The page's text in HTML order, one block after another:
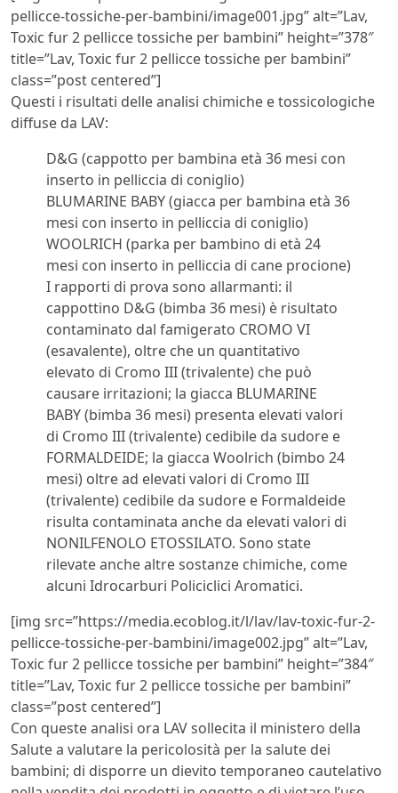
pellicce-tossiche-per-bambini/image001.jpg” alt=”Lav,
Toxic fur 2 pellicce tossiche per bambini” height=”378″
title=”Lav, Toxic fur 2 pellicce tossiche per bambini”
class=”post centered”]
Questi i risultati delle analisi chimiche e tossicologiche
diffuse da LAV:
D&G (cappotto per bambina età 36 mesi con
inserto in pelliccia di coniglio)
BLUMARINE BABY (giacca per bambina età 36
mesi con inserto in pelliccia di coniglio)
WOOLRICH (parka per bambino di età 24
mesi con inserto in pelliccia di cane procione)
I rapporti di prova sono allarmanti: il
cappottino D&G (bimba 36 mesi) è risultato
contaminato dal famigerato CROMO VI
(esavalente), oltre che un quantitativo
elevato di Cromo III (trivalente) che può
causare irritazioni; la giacca BLUMARINE
BABY (bimba 36 mesi) presenta elevati valori
di Cromo III (trivalente) cedibile da sudore e
FORMALDEIDE; la giacca Woolrich (bimbo 24
mesi) oltre ad elevati valori di Cromo III
(trivalente) cedibile da sudore e Formaldeide
risulta contaminata anche da elevati valori di
NONILFENOLO ETOSSILATO. Sono state
rilevate anche altre sostanze chimiche, come
alcuni Idrocarburi Policiclici Aromatici.
[img src=”https://media.ecoblog.it/l/lav/lav-toxic-fur-2-
pellicce-tossiche-per-bambini/image002.jpg” alt=”Lav,
Toxic fur 2 pellicce tossiche per bambini” height=”384″
title=”Lav, Toxic fur 2 pellicce tossiche per bambini”
class=”post centered”]
Con queste analisi ora LAV sollecita il ministero della
Salute a valutare la pericolosità per la salute dei
bambini; di disporre un dievito temporaneo cautelativo